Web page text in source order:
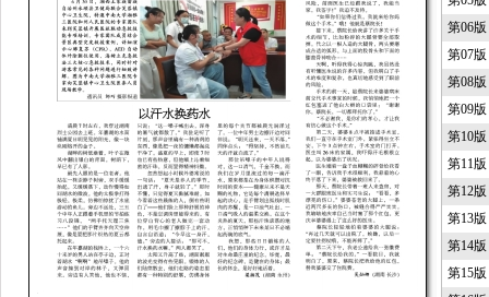
第06
第07
第08
第09
第10
第11
第12
第13
第14
第15